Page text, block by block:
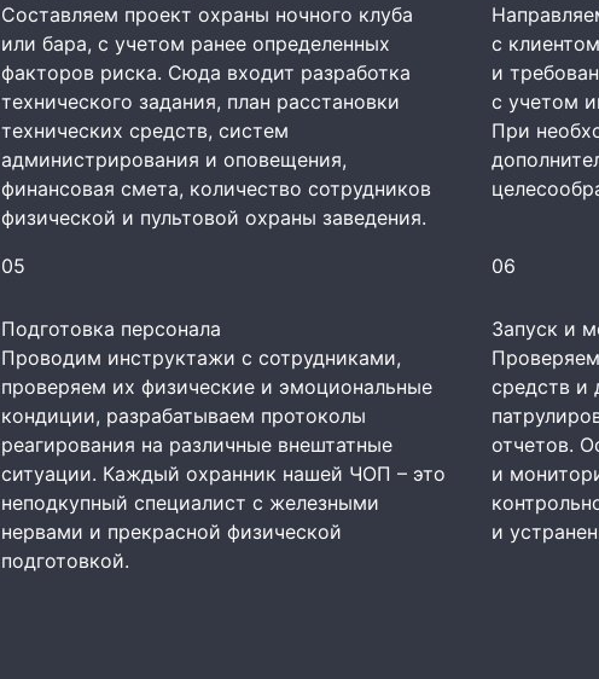
Составляем проект охраны ночного клуба
или бара, с учетом ранее определенных
факторов риска. Сюда входит разработка
технического задания, план расстановки
технических средств, систем
администрирования и оповещения,
финансовая смета, количество сотрудников
физической и пультовой охраны заведения.
с
и
с учетом
При
05
Подготовка персонала
Проводим инструктажи с сотрудниками,
проверяем их физические и эмоциональные
кондиции, разрабатываем протоколы
реагирования на различные внештатные
ситуации. Каждый охранник нашей ЧОП – это
неподкупный специалист с железными
нервами и прекрасной физической
подготовкой.
06
Запуск и
средств и
отчетов.
и
и